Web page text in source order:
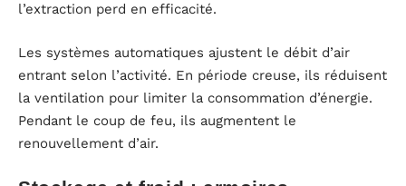
l’extraction perd en efficacité.
Les systèmes automatiques ajustent le débit d’air
entrant selon l’activité. En période creuse, ils réduisent
la ventilation pour limiter la consommation d’énergie.
Pendant le coup de feu, ils augmentent le
renouvellement d’air.